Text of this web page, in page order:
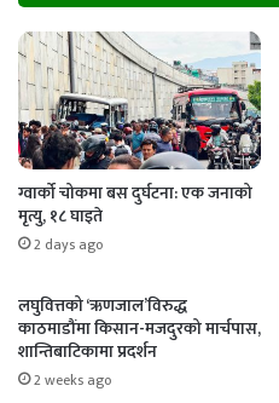
ग्वार्को चोकमा बस दुर्घटना: एक जनाको
मृत्यु, १८ घाइते
2 days ago
लघुवित्तको ‘ऋणजाल’विरुद्ध
काठमाडौंमा किसान-मजदुरको मार्चपास,
शान्तिबाटिकामा प्रदर्शन
2 weeks ago